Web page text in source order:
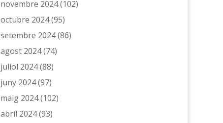
novembre 2024(102)
octubre 2024(95)
setembre 2024(86)
agost 2024(74)
juliol 2024(88)
juny 2024(97)
maig 2024(102)
abril 2024(93)